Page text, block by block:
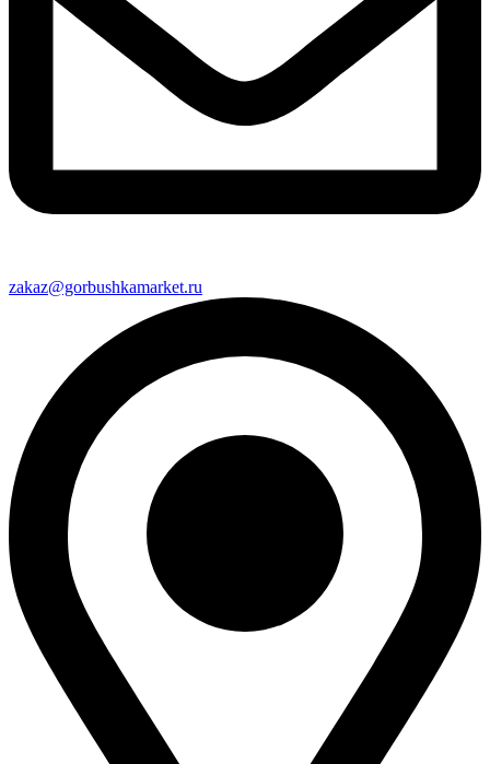
zakaz@gorbushkamarket.ru